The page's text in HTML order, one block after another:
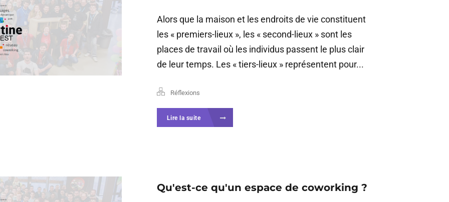
Alors que la maison et les endroits de vie constituent
les « premiers-lieux », les « second-lieux » sont les
places de travail où les individus passent le plus clair
de leur temps. Les « tiers-lieux » représentent pour...
Réflexions
Lire la suite
Qu'est-ce qu'un espace de coworking ?